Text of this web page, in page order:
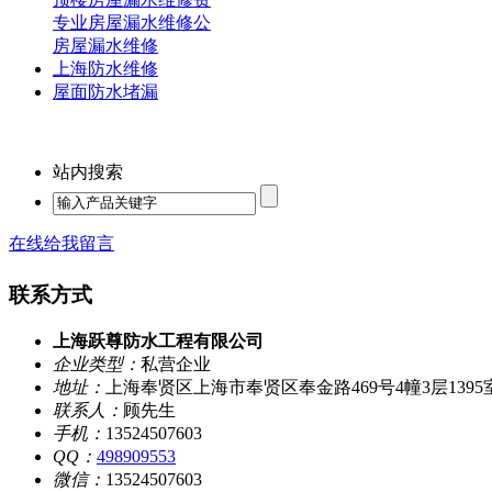
专业房屋漏水维修公
房屋漏水维修
上海防水维修
屋面防水堵漏
站内搜索
在线给我留言
联系方式
上海跃尊防水工程有限公司
企业类型： 私营企业
地址：
上海奉贤区上海市奉贤区奉金路469号4幢3层1395
联系人： 顾先生
手机： 13524507603
QQ： 498909553
微信： 13524507603